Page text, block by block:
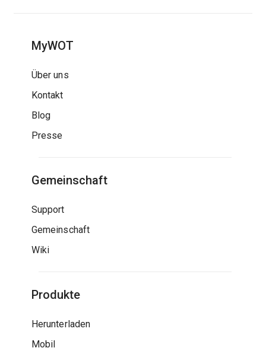
MyWOT
Über uns
Kontakt
Blog
Presse
Gemeinschaft
Support
Gemeinschaft
Wiki
Produkte
Herunterladen
Mobil